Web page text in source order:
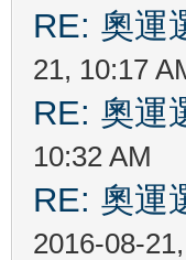
RE: 奧運
21, 10:17
RE: 奧運
10:32 AM
RE: 奧運
2016-08-